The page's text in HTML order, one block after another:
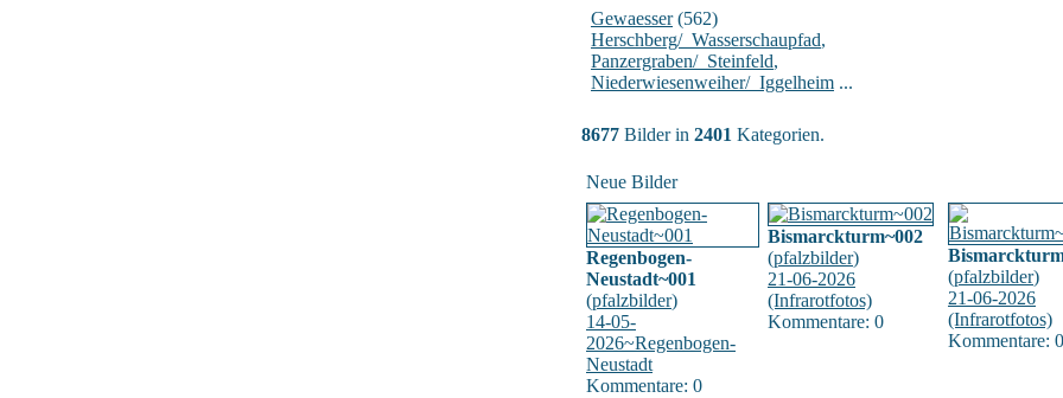
Gewaesser(562)
Herschberg/_Wasserschaupfad,
Panzergraben/_Steinfeld,
Niederwiesenweiher/_Iggelheim ...
8677 Bilder in 2401 Kategorien.
Neue Bilder
Regenbogen-
Neustadt~001
(pfalzbilder)
14-05-
2026~Regenbogen-
Neustadt
Kommentare: 0
Bismarckturm~002
(pfalzbilder)
21-06-2026
(Infrarotfotos)
Kommentare: 0
(pfalzbilder)
21-06-2026
(Infrarotfotos)
Kommentare: 0